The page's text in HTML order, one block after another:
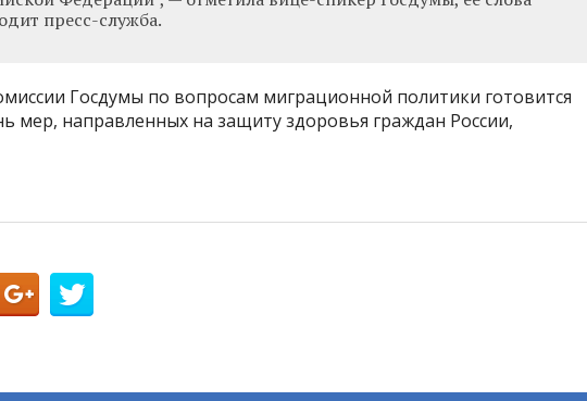
пресс-служба.
Госдумы по вопросам миграционной политики готовится
мер, направленных на защиту здоровья граждан России,